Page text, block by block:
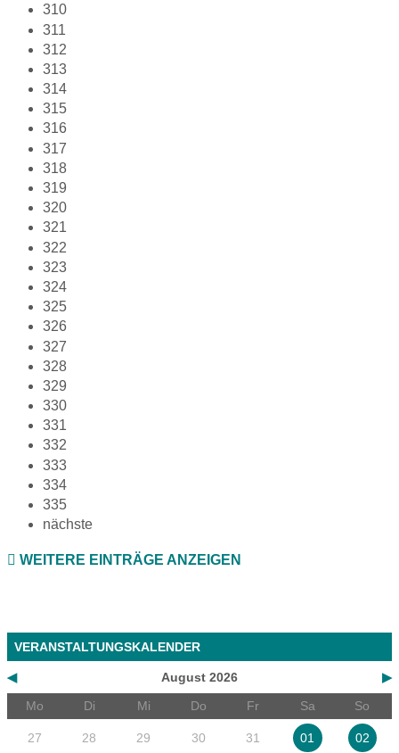
310
311
312
313
314
315
316
317
318
319
320
321
322
323
324
325
326
327
328
329
330
331
332
333
334
335
nächste
WEITERE EINTRÄGE ANZEIGEN
VERANSTALTUNGSKALENDER
◀ ▶
August 2026
Mo
Di Mi Do Fr Sa So
27 28 29 30 31 01 02